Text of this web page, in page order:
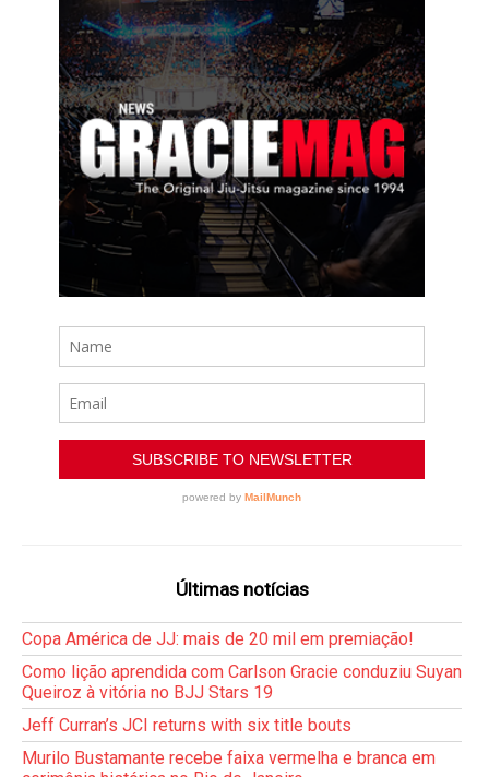
Últimas notícias
Copa América de JJ: mais de 20 mil em premiação!
Como lição aprendida com Carlson Gracie conduziu Suyan
Queiroz à vitória no BJJ Stars 19
Jeff Curran’s JCI returns with six title bouts
Murilo Bustamante recebe faixa vermelha e branca em